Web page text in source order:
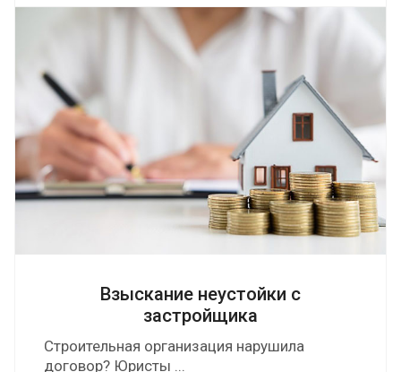
Взыскание неустойки с
застройщика
Строительная организация нарушила
договор? Юристы ...